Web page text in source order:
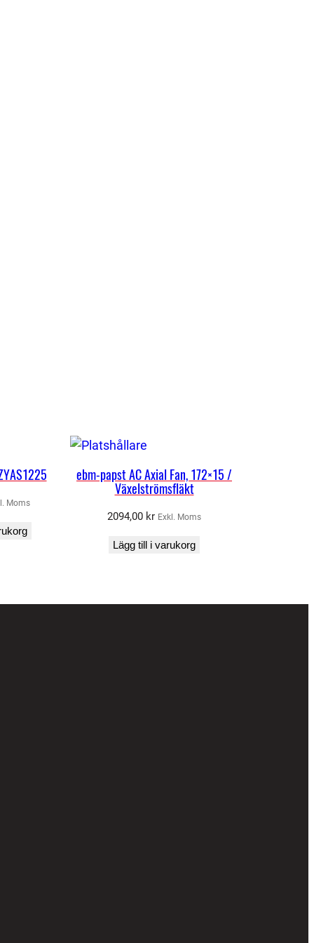
Moms
ebm-papst AC Axial Fan, 172×15 /
Växelströmsfläkt
2094,00 kr Exkl. Moms
Lägg till i varukorg